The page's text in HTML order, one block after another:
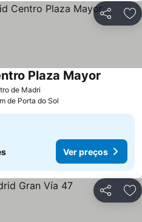
Partilhar
de Madri
Plaza Mayor
de Porta do Sol
Ver preços
Partilhar